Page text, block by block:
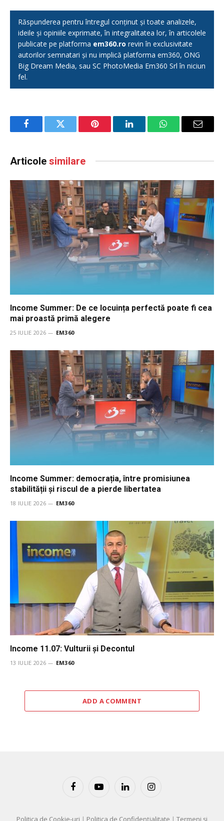
Răspunderea pentru întregul conținut și toate analizele,
ideile și opiniile exprimate, în integralitatea lor, în articolele
publicate pe platforma em360.ro revin în exclusivitate
autorilor semnatari și nu implică platforma em360, ONG
Big Dream Media, sau SC PhotoMedia Em360 Srl în niciun
fel.
FacebookTwitter Pinterest LinkedInWhatsAppEmail
Articole similare
Income Summer: De ce locuința perfectă poate fi cea
mai proastă primă alegere
25 IULIE 2026 EM360
Income Summer: democrația, între promisiunea
stabilității și riscul de a pierde libertatea
18 IULIE 2026 EM360
Income 11.07: Vulturii şi Decontul
13 IULIE 2026 EM360
ADD A COMMENT
FacebookYouTubeLinkedInInstagram
Politica de Cookie-uri | Politica de Confidențialitate | Termeni și